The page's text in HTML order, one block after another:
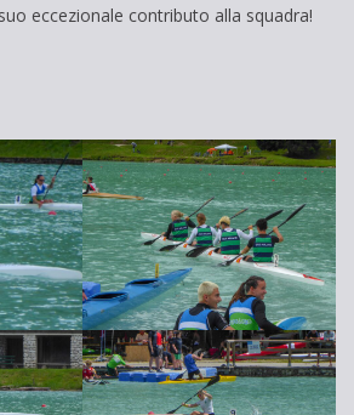
eccezionale contributo alla squadra!